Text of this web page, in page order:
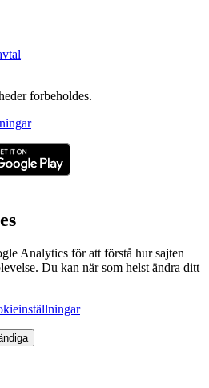
forbeholdes.
Analytics för att förstå hur sajten
Du kan när som helst ändra ditt